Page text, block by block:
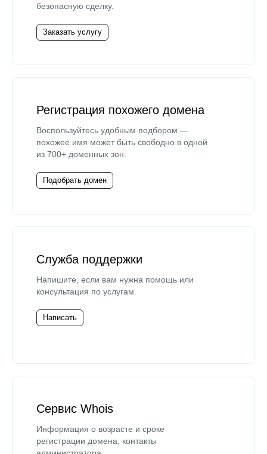
безопасную сделку.
Заказать услугу
Регистрация похожего домена
Воспользуйтесь удобным подбором —
похожее имя может быть свободно в одной
из 700+ доменных зон.
Подобрать домен
Служба поддержки
Напишите, если вам нужна помощь или
консультация по услугам.
Написать
Сервис Whois
Информация о возрасте и сроке
регистрации домена, контакты